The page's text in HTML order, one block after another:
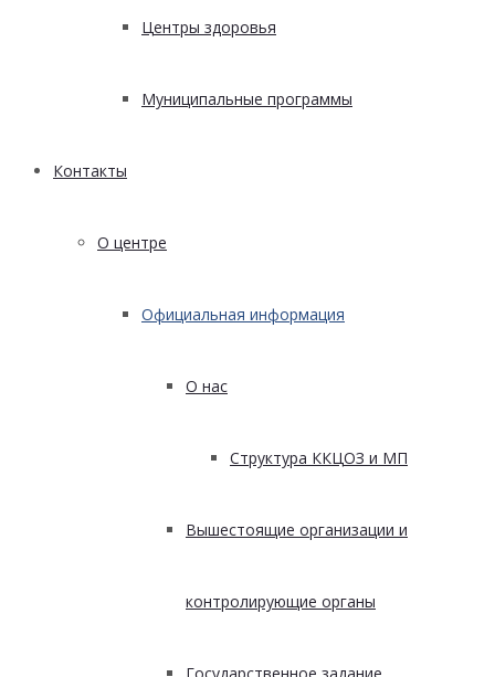
Центры здоровья
Муниципальные программы
Контакты
О центре
Официальная информация
О нас
Структура ККЦОЗ и МП
Вышестоящие организации и
контролирующие органы